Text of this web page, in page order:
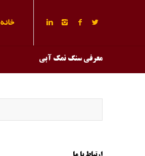
خانه
معرفی سنگ نمک آبی